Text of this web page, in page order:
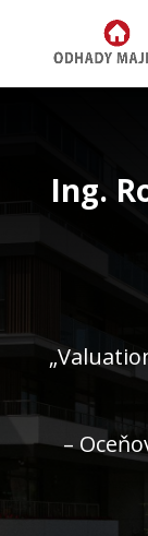
Ing.
–